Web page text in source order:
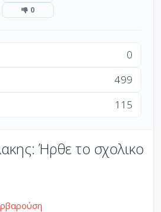
0
0
499
115
Ήρθε το σχολικο